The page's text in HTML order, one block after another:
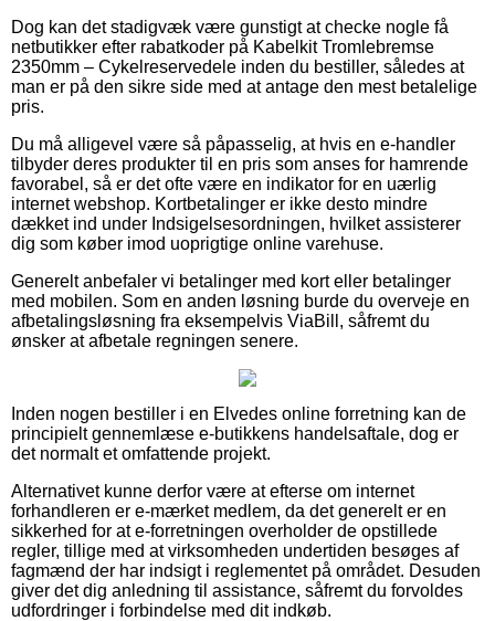
Dog kan det stadigvæk være gunstigt at checke nogle få
netbutikker efter rabatkoder på Kabelkit Tromlebremse
2350mm – Cykelreservedele inden du bestiller, således at
man er på den sikre side med at antage den mest betalelige
pris.
Du må alligevel være så påpasselig, at hvis en e-handler
tilbyder deres produkter til en pris som anses for hamrende
favorabel, så er det ofte være en indikator for en uærlig
internet webshop. Kortbetalinger er ikke desto mindre
dækket ind under Indsigelsesordningen, hvilket assisterer
dig som køber imod uoprigtige online varehuse.
Generelt anbefaler vi betalinger med kort eller betalinger
med mobilen. Som en anden løsning burde du overveje en
afbetalingsløsning fra eksempelvis ViaBill, såfremt du
ønsker at afbetale regningen senere.
Inden nogen bestiller i en Elvedes online forretning kan de
principielt gennemlæse e-butikkens handelsaftale, dog er
det normalt et omfattende projekt.
Alternativet kunne derfor være at efterse om internet
forhandleren er e-mærket medlem, da det generelt er en
sikkerhed for at e-forretningen overholder de opstillede
regler, tillige med at virksomheden undertiden besøges af
fagmænd der har indsigt i reglementet på området. Desuden
giver det dig anledning til assistance, såfremt du forvoldes
udfordringer i forbindelse med dit indkøb.